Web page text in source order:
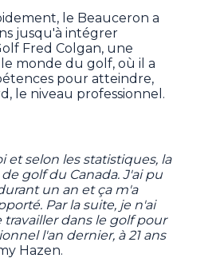
le Beauceron a
jusqu'à intégrer
Fred Colgan, une
monde du golf, où il a
pour atteindre,
le niveau professionnel.
et selon les statistiques, la
golf du Canada. J'ai pu
un an et ça m'a
Par la suite, je n'ai
travailler dans le golf pour
l'an dernier, à 21 ans
Hazen.